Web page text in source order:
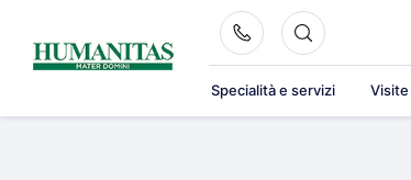
content
Specialità e servizi Visite